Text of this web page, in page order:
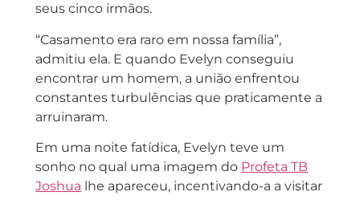
seus cinco irmãos.
“Casamento era raro em nossa família”,
admitiu ela. E quando Evelyn conseguiu
encontrar um homem, a união enfrentou
constantes turbulências que praticamente a
arruinaram.
Em uma noite fatídica, Evelyn teve um
sonho no qual uma imagem do Profeta TB
Joshua lhe apareceu, incentivando-a a visitar